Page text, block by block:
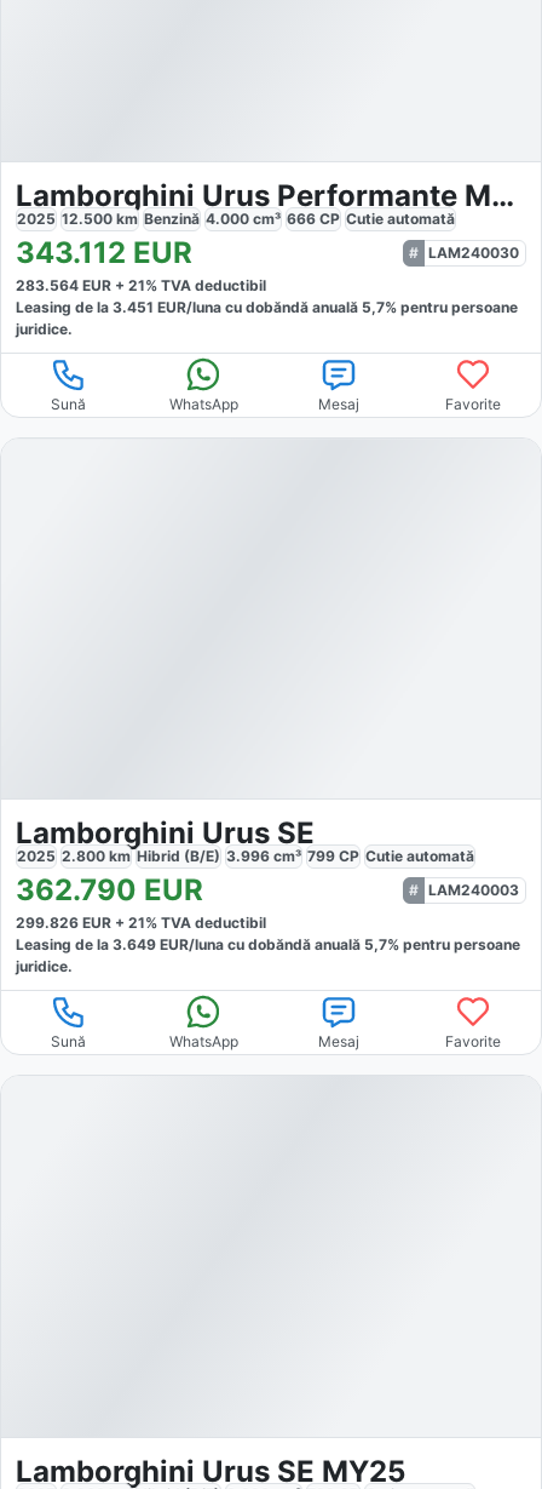
Lamborghini Urus Performante MY24
2025 12.500 km Benzină 4.000 cm³ 666 CP Cutie automată
343.112 EUR
LAM240030
283.564 EUR + 21% TVA deductibil
Leasing de la 3.451 EUR/luna cu dobăndă anuală 5,7% pentru persoane
juridice.
Sună WhatsApp Mesaj Favorite
Lamborghini Urus SE
2025 2.800 km Hibrid (B/E) 3.996 cm³ 799 CP Cutie automată
362.790 EUR
LAM240003
299.826 EUR + 21% TVA deductibil
Leasing de la 3.649 EUR/luna cu dobăndă anuală 5,7% pentru persoane
juridice.
Sună WhatsApp Mesaj Favorite
Lamborghini Urus SE MY25